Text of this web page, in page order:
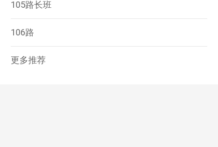
105路长班
106路
更多推荐